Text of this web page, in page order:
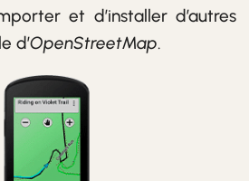
et d’installer d’autres
d’OpenStreetMap.